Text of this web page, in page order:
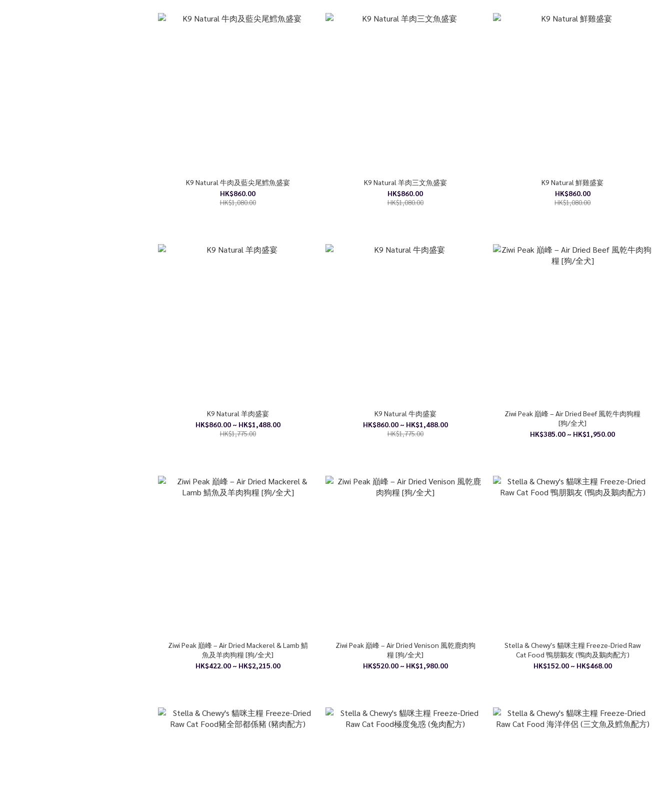
K9 Natural 牛肉及藍尖尾鱈魚盛宴
HK$860.00
HK$1,080.00
K9 Natural 羊肉三文魚盛宴
HK$860.00
HK$1,080.00
K9 Natural 鮮雞盛宴
HK$860.00
HK$1,080.00
K9 Natural 羊肉盛宴
HK$860.00 ~ HK$1,488.00
HK$1,775.00
K9 Natural 牛肉盛宴
HK$860.00 ~ HK$1,488.00
HK$1,775.00
Ziwi Peak 巔峰 – Air Dried Beef 風乾牛肉狗糧
[狗/全犬]
HK$385.00 ~ HK$1,950.00
Ziwi Peak 巔峰 – Air Dried Mackerel & Lamb 鯖
魚及羊肉狗糧 [狗/全犬]
HK$422.00 ~ HK$2,215.00
Ziwi Peak 巔峰 – Air Dried Venison 風乾鹿肉狗
糧 [狗/全犬]
HK$520.00 ~ HK$1,980.00
Stella & Chewy's 貓咪主糧 Freeze-Dried Raw
Cat Food 鴨朋鵝友 (鴨肉及鵝肉配方)
HK$152.00 ~ HK$468.00